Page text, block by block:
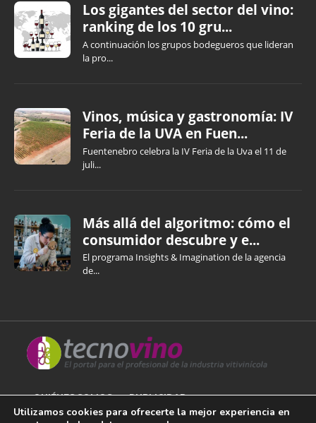
Los gigantes del sector del vino:
ranking de los 10 gru...
A continuación los grupos bodegueros que lideran
la pro...
Vinos, música y gastronomía: IV
Feria de la UVA en Fuen...
Fuentenebro celebra la IV Feria de la Uva el 11 de
juli...
Más allá del algoritmo: cómo el
consumidor descubre y e...
El programa Insights & Imagination de la agencia
de...
QUIÉNES SOMOS PUBLICIDAD
Utilizamos cookies para ofrecerte la mejor experiencia en